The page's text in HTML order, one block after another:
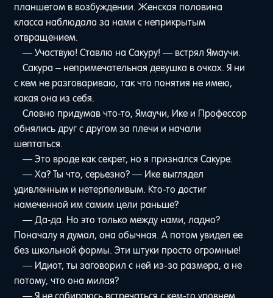
планшетом в возбуждении. Женская половина
класса наблюдала за нами с неприкрытым
отвращением.
— Участвую! Ставлю на Сакуру! — встрял Ямаучи.
Сакура – непримечательная девушка в очках. Я ни
с кем не разговариваю, так что понятия не имею,
какая она из себя.
Словно придумав что-то, Ямаучи, Ике и Профессор
обнялись друг с другом за плечи и начали
шептаться.
— Это вроде как секрет, но я признался Сакуре.
— Ха? Ты что, серьезно? — Ике выглядел
удивленным и нетерпеливым. Кто-то достиг
намеченной им самим цели раньше?
— Да-да. Но это только между нами, ладно?
Поначалу я думал, она обычная. А потом увидел ее
без школьной формы. Эти штуки просто огромные!
— Идиот, ты заговорил с ней из-за размера, а не
потому, что она милая?